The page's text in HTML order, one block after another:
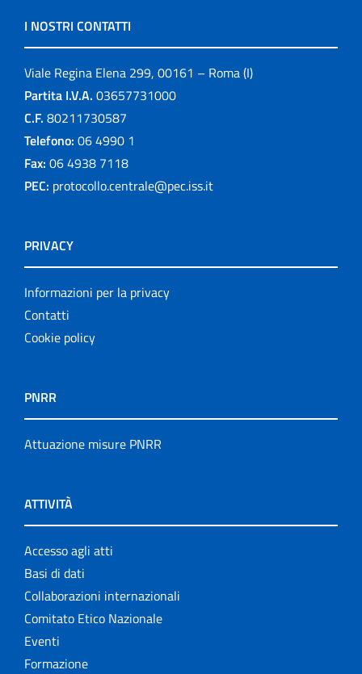
I NOSTRI CONTATTI
Viale Regina Elena 299, 00161 – Roma (I)
Partita I.V.A. 03657731000
C.F. 80211730587
Telefono: 06 4990 1
Fax: 06 4938 7118
PEC: protocollo.centrale@pec.iss.it
PRIVACY
Informazioni per la privacy
Contatti
Cookie policy
PNRR
Attuazione misure PNRR
ATTIVITÀ
Accesso agli atti
Basi di dati
Collaborazioni internazionali
Comitato Etico Nazionale
Eventi
Formazione